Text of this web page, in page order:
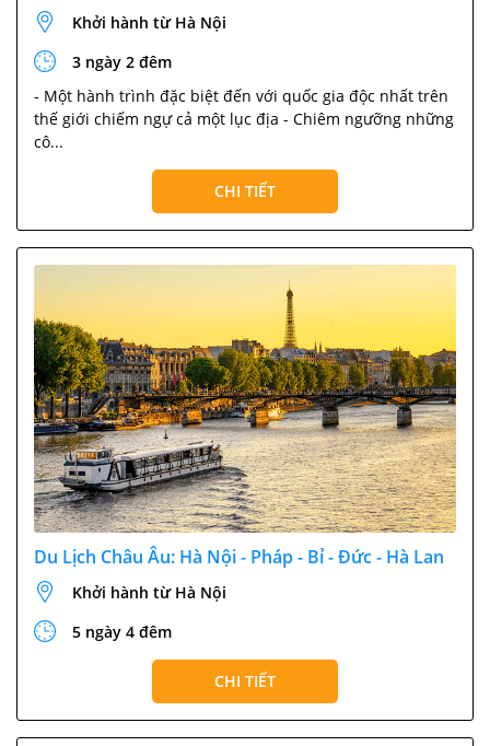
Khởi hành từ Hà Nội
3 ngày 2 đêm
- Một hành trình đặc biệt đến với quốc gia độc nhất trên
thế giới chiếm ngự cả một lục địa - Chiêm ngưỡng những
cô...
CHI TIẾT
Du Lịch Châu Âu: Hà Nội - Pháp - Bỉ - Đức - Hà Lan
Khởi hành từ Hà Nội
5 ngày 4 đêm
CHI TIẾT